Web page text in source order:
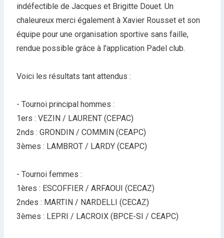
indéfectible de Jacques et Brigitte Douet. Un
chaleureux merci également à Xavier Rousset et son
équipe pour une organisation sportive sans faille,
rendue possible grâce à l'application Padel club.
Voici les résultats tant attendus :
- Tournoi principal hommes :
1ers : VEZIN / LAURENT (CEPAC)
2nds : GRONDIN / COMMIN (CEAPC)
3èmes : LAMBROT / LARDY (CEAPC)
- Tournoi femmes :
1ères : ESCOFFIER / ARFAOUI (CECAZ)
2ndes : MARTIN / NARDELLI (CECAZ)
3èmes : LEPRI / LACROIX (BPCE-SI / CEAPC)